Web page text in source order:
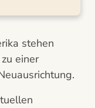
stehen
einer